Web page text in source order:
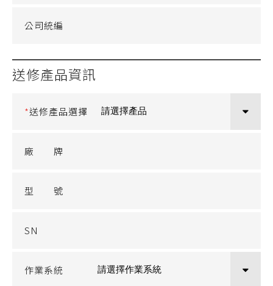
公司統編
送修產品資訊
*送修產品選擇
廠 牌
型 號
SN
作業系統